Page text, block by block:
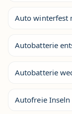
Auto winterfest
Autobatterie
Autobatterie
Autofreie Inseln